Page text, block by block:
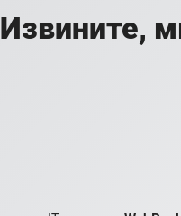
Извините,